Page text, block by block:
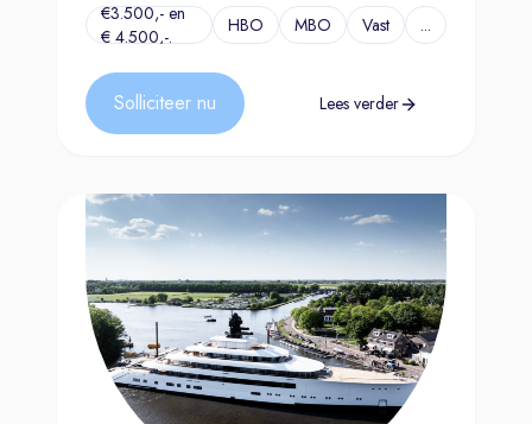
€3.500,- en
€ 4.500,-.
HBO MBO Vast ...
Solliciteer nu Lees verder